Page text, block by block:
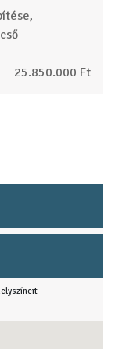
25.850.000 Ft